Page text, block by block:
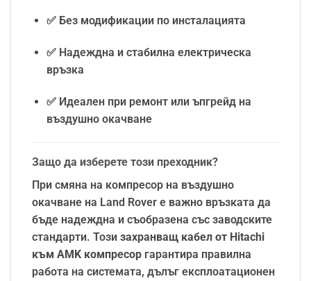
✅ Без модификации по инсталацията
✅ Надеждна и стабилна електрическа
връзка
✅ Идеален при ремонт или ъпгрейд на
въздушно окачване
Защо да изберете този преходник?
При смяна на компресор на въздушно
окачване на Land Rover е важно връзката да
бъде надеждна и съобразена със заводските
стандарти. Този захранващ кабел от Hitachi
към AMK компресор гарантира правилна
работа на системата, дълъг експлоатационен